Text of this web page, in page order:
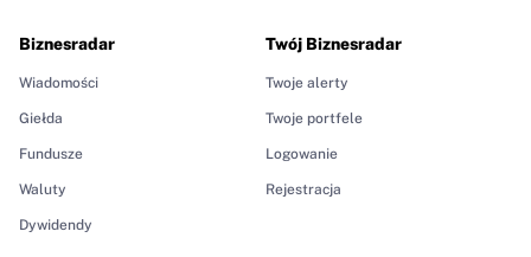
Biznesradar
Wiadomości
Giełda
Fundusze
Waluty
Dywidendy
Twój Biznesradar
Twoje alerty
Twoje portfele
Logowanie
Rejestracja